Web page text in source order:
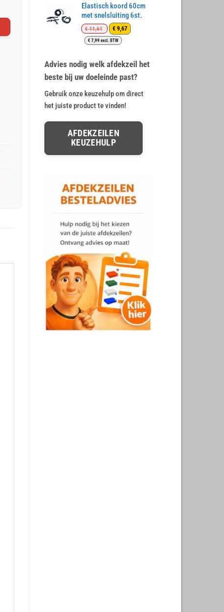
€ 21,85.€ 17,48.
Elastisch koord 60cm
met snelsluiting 6st.
€11,61
Oorspronkelijke
prijs
was:
€ 9,67 Huidige
€ 7,99 excl. BTW
Advies nodig welk afdekzeil het
beste bij uw doeleinde past?
Gebruik onze keuzehulp om direct
het juiste product te vinden!
AFDEKZEILEN
KEUZEHULP